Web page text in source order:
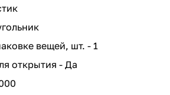
вещей, шт. - 1
открытия - Да